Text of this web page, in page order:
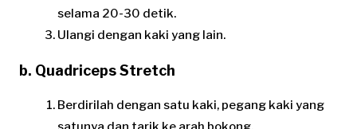
selama 20-30 detik.
Ulangi dengan kaki yang lain.
b. Quadriceps Stretch
Berdirilah dengan satu kaki, pegang kaki yang